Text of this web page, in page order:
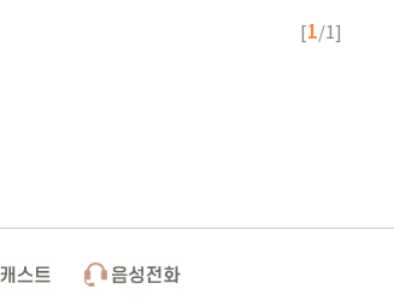
[1/1]